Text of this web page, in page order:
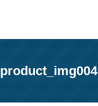
product_img004